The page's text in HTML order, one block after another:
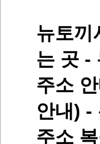
뉴토끼
는 곳 -
주소
안내) -
주소